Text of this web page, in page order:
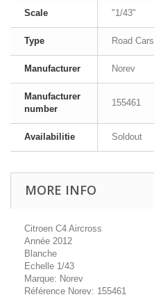
Scale "1/43"
Type Road Cars
Manufacturer Norev
Manufacturer
number
155461
Availabilitie Soldout
MORE INFO
Citroen C4 Aircross
Année 2012
Blanche
Echelle 1/43
Marque: Norev
Référence Norev: 155461